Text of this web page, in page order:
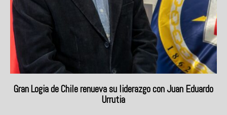
Gran Logia de Chile renueva su liderazgo con Juan Eduardo
Urrutia